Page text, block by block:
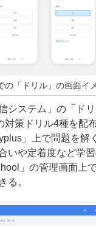
の「ドリル」の画面イ
システム」の「ド
対策ドリル4種を配
」上で問題を解
いや定着度など学
」の管理画面上
る。